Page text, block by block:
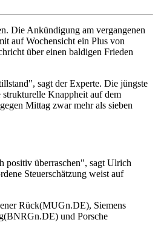
Die Ankündigung am vergangenen
auf Wochensicht ein Plus von
über einen baldigen Frieden
sagt der Experte. Die jüngste
Knappheit auf dem
Mittag zwar mehr als sieben
positiv überraschen", sagt Ulrich
Steuerschätzung weist auf
Rück(MUGn.DE), Siemens
und Porsche